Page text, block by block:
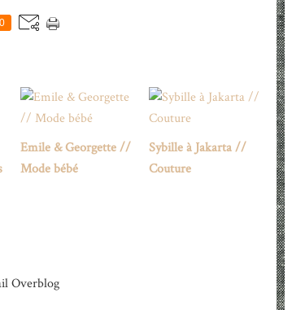
0
Emile & Georgette //
Mode bébé
Sybille à Jakarta //
Couture
Overblog